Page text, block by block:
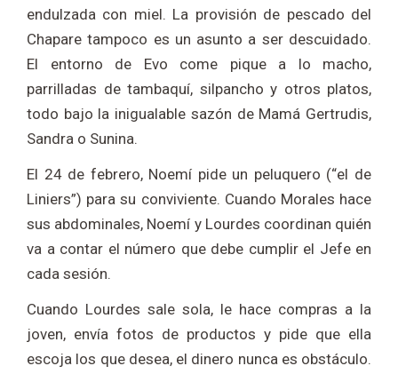
endulzada con miel. La provisión de pescado del
Chapare tampoco es un asunto a ser descuidado.
El entorno de Evo come pique a lo macho,
parrilladas de tambaquí, silpancho y otros platos,
todo bajo la inigualable sazón de Mamá Gertrudis,
Sandra o Sunina.
El 24 de febrero, Noemí pide un peluquero (“el de
Liniers”) para su conviviente. Cuando Morales hace
sus abdominales, Noemí y Lourdes coordinan quién
va a contar el número que debe cumplir el Jefe en
cada sesión.
Cuando Lourdes sale sola, le hace compras a la
joven, envía fotos de productos y pide que ella
escoja los que desea, el dinero nunca es obstáculo.